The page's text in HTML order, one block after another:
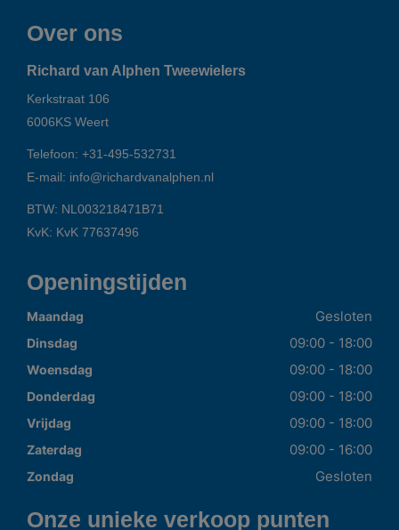
Over ons
Richard van Alphen Tweewielers
Kerkstraat 106
6006KS Weert
Telefoon: +31-495-532731
E-mail: info@richardvanalphen.nl
BTW: NL003218471B71
KvK: KvK 77637496
Openingstijden
Maandag Gesloten
Dinsdag 09:00 - 18:00
Woensdag 09:00 - 18:00
Donderdag 09:00 - 18:00
Vrijdag 09:00 - 18:00
Zaterdag 09:00 - 16:00
Zondag Gesloten
Onze unieke verkoop punten